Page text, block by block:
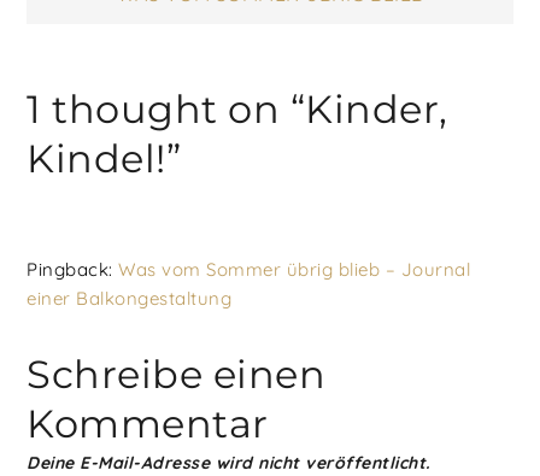
1 thought on “Kinder,
Kindel!”
Pingback:Was vom Sommer übrig blieb – Journal
einer Balkongestaltung
Schreibe einen
Kommentar
Deine E-Mail-Adresse wird nicht veröffentlicht.